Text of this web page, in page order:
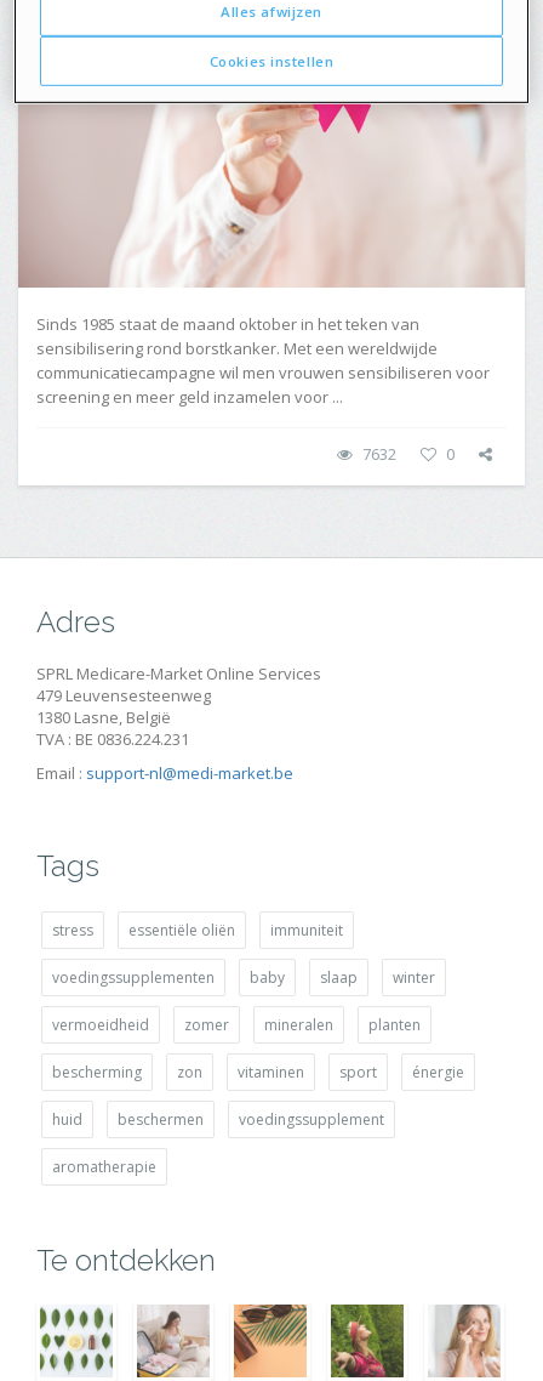
Sinds 1985 staat de maand oktober in het teken van
sensibilisering rond borstkanker. Met een wereldwijde
communicatiecampagne wil men vrouwen sensibiliseren voor
screening en meer geld inzamelen voor ...
7632 0
Adres
SPRL Medicare-Market Online Services
479 Leuvensesteenweg
1380 Lasne, België
TVA : BE 0836.224.231
Email : support-nl@medi-market.be
Tags
stress essentiële oliën immuniteit
voedingssupplementen baby slaap winter
vermoeidheid zomer mineralen planten
bescherming zon vitaminen sport énergie
huid beschermen voedingssupplement
aromatherapie
Te ontdekken
Cookies instellen
Alles afwijzen